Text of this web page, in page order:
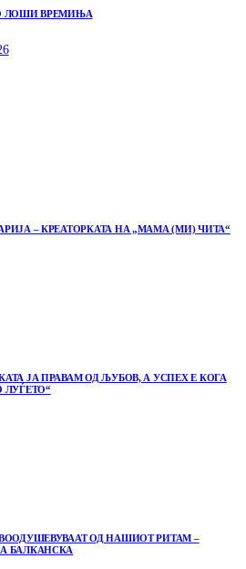
ЛОШИ ВРЕМИЊА
– КРЕАТОРКАТА НА „МАМА (МИ) ЧИТА“
ЈА ПРАВАМ ОД ЉУБОВ, А УСПЕХ Е КОГА
ЛУЃЕТО“
ОД НАШИОТ РИТАМ –
БАЛКАНСКА